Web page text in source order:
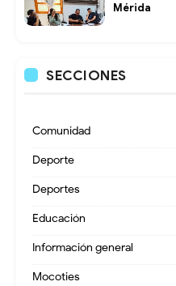
Mérida
SECCIONES
Comunidad
Deporte
Deportes
Educación
Información general
Mocoties